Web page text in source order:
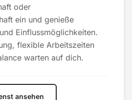
oder
ein und genieße
Einflussmöglichkeiten.
flexible Arbeitszeiten
warten auf dich.
ansehen